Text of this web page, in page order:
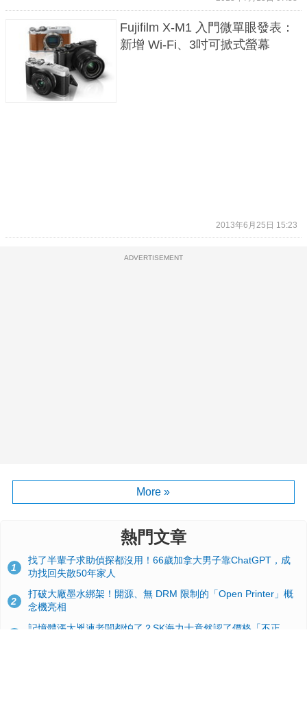
Fujifilm X-M1 入門微單眼發表：
新增 Wi-Fi、3吋可掀式螢幕
2013年6月25日 15:23
ADVERTISEMENT
More »
熱門文章
1
找了半輩子求助偵探都沒用！66歲加拿大男子靠ChatGPT，成
功找回失散50年家人
2
打破大廠墨水綁架！開源、無 DRM 限制的「Open Printer」概
念機亮相
記憶體漲太兇連老闆都怕了？SK海力士竟然認了價格「不正